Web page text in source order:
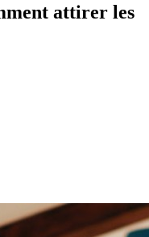
attirer les